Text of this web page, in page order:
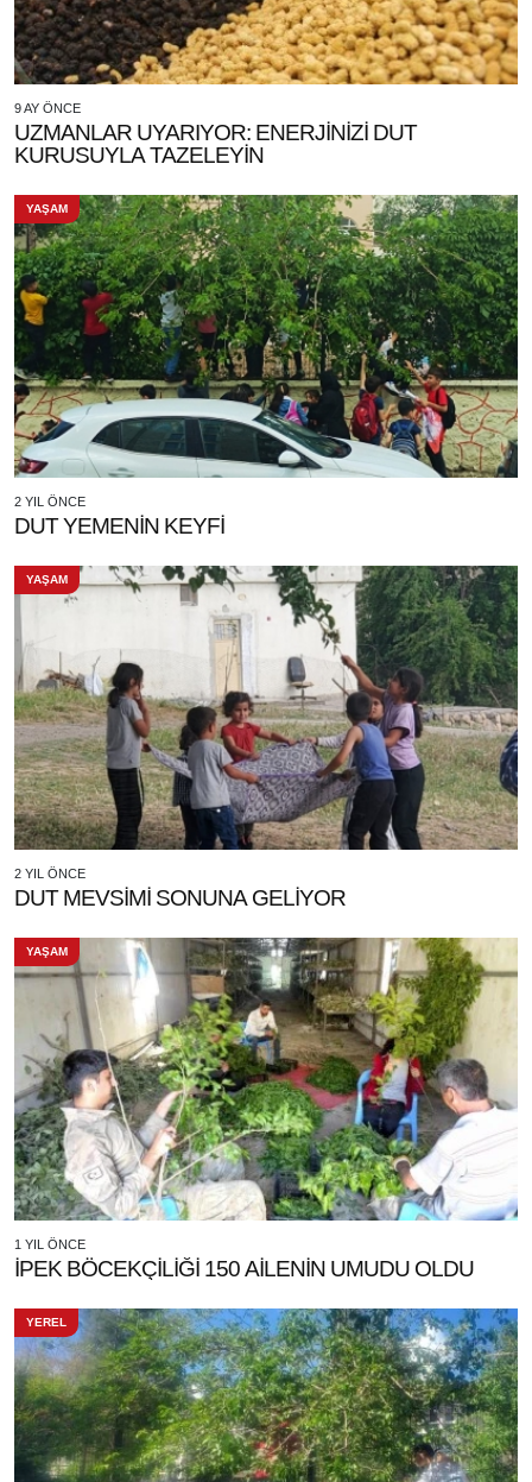
9 AY ÖNCE
UZMANLAR UYARIYOR: ENERJİNİZİ DUT
KURUSUYLA TAZELEYİN
YAŞAM
2 YIL ÖNCE
DUT YEMENİN KEYFİ
YAŞAM
2 YIL ÖNCE
DUT MEVSİMİ SONUNA GELİYOR
YAŞAM
1 YIL ÖNCE
İPEK BÖCEKÇİLİĞİ 150 AİLENİN UMUDU OLDU
YEREL